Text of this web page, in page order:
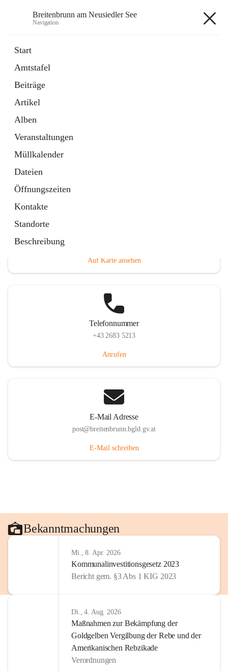
Breitenbrunn am Neusiedler See
Navigation
Start
Amtstafel
Beiträge
Artikel
Alben
Veranstaltungen
Müllkalender
Dateien
Öffnungszeiten
Kontakte
Standorte
Beschreibung
18 Schnellzugriffe
Gemeindeservice
Auf Karte ansehen
Telefonnummer
+43 2683 5213
Anrufen
E-Mail Adresse
post@breitenbrunn.bgld.gv.at
E-Mail schreiben
Bekanntmachungen
Mi., 8. Apr. 2026
Kommunalinvestitionsgesetz 2023
Bericht gem. §3 Abs 1 KIG 2023
Di., 4. Aug. 2026
Maßnahmen zur Bekämpfung der
Goldgelben Vergilbung der Rebe und der
Amerikanischen Rebzikade
Verordnungen